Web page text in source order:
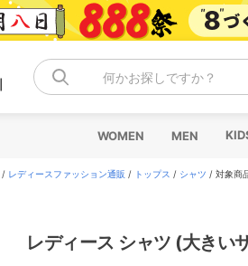
何かお探しですか？
WOMEN MEN
/ レディースファッション通販 / トップス / シャツ / 対象商
レディース シャツ (大きい